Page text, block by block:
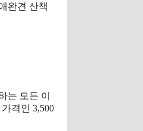
완견 산책
는 모든 이
격인 3,500